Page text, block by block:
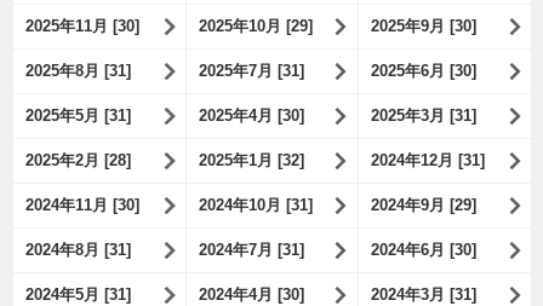
2025年11月 [30] 2025年10月 [29] 2025年9月 [30]
2025年8月 [31] 2025年7月 [31] 2025年6月 [30]
2025年5月 [31] 2025年4月 [30] 2025年3月 [31]
2025年2月 [28] 2025年1月 [32] 2024年12月 [31]
2024年11月 [30] 2024年10月 [31] 2024年9月 [29]
2024年8月 [31] 2024年7月 [31] 2024年6月 [30]
2024年5月 [31] 2024年4月 [30] 2024年3月 [31]